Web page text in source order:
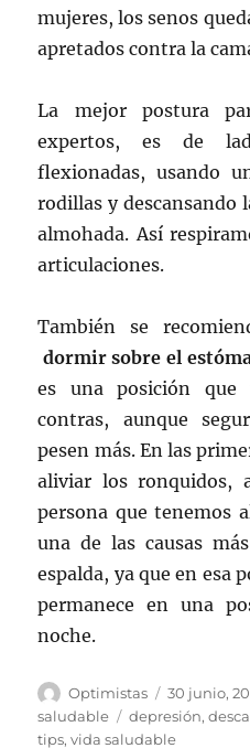
mujeres, los senos
apretados contra la
La mejor postura
expertos, es de
flexionadas, usando
rodillas y descansando
almohada. Así
articulaciones.
También se
dormir sobre el
es una posición
contras, aunque
pesen más. En las
aliviar los ronquidos,
persona que tenemos
una de las causas
espalda, ya que en esa
permanece en una
noche.
Autor
Optimistas
Publicado
el
30 junio,
saludable
Etiquetas
depresión,
tips,vida saludable